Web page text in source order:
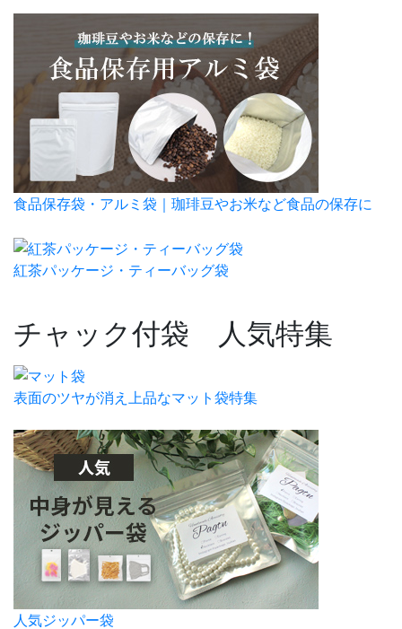
食品保存袋・アルミ袋｜珈琲豆やお米など食品の保存に
紅茶パッケージ・ティーバッグ袋
チャック付袋 人気特集
表面のツヤが消え上品なマット袋特集
人気ジッパー袋